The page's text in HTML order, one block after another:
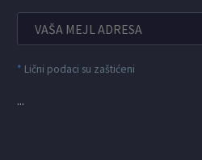
* Lični podaci su zaštićeni
...